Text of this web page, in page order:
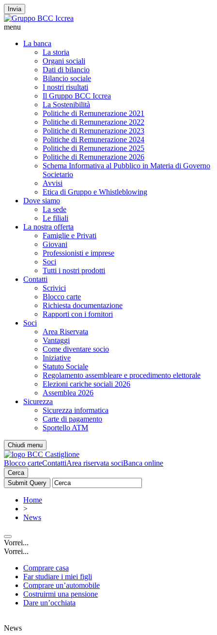
Invia
menu
La banca
La storia
Organi sociali
Dati di bilancio
Bilancio sociale
I nostri risultati
Il Gruppo BCC Iccrea
La Sostenibilità
Politiche di Remunerazione 2021
Politiche di Remunerazione 2022
Politiche di Remunerazione 2023
Politiche di Remunerazione 2024
Politiche di Remunerazione 2025
Politiche di Remunerazione 2026
Schema Informativa al Pubblico in Materia di Governo
Societario
Avvisi
Etica di Gruppo e Whistleblowing
Dove siamo
La sede
Le filiali
La nostra offerta
Famiglie e Privati
Giovani
Professionisti e imprese
Soci
Tutti i nostri prodotti
Contatti
Scrivici
Blocco carte
Richiesta documentazione
Rapporti con i fornitori
Soci
Area Riservata
Vantaggi
Come diventare socio
Iniziative
Statuto Sociale
Regolamento assembleare e procedimento elettorale
Elezioni cariche sociali 2026
Assemblea 2026
Sicurezza
Sicurezza informatica
Carte di pagamento
Sportello ATM
Chiudi menu
Blocco carteContattiArea riservata sociBanca online
Cerca
Home
>
News
Vorrei...
Vorrei...
Comprare casa
Far studiare i miei figli
Comprare un’automobile
Costruirmi una pensione
Dare un’occhiata
News